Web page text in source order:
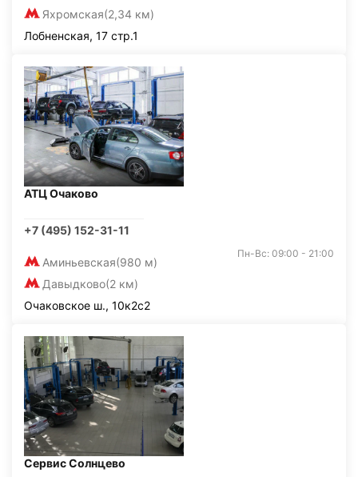
Яхромская(2,34 км)
Лобненская, 17 стр.1
АТЦ Очаково
+7 (495) 152-31-11
Аминьевская(980 м)
Давыдково(2 км)
Пн-Вс: 09:00 - 21:00
Очаковское ш., 10к2с2
Сервис Солнцево